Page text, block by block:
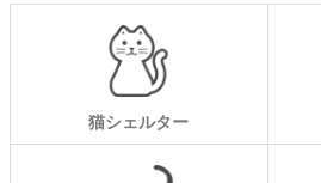
猫シェルター